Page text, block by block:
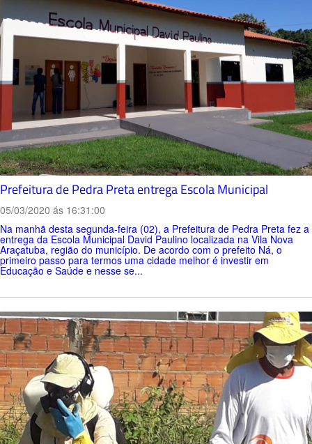
Prefeitura de Pedra Preta entrega Escola Municipal
05/03/2020 ás 16:31:00
Na manhã desta segunda-feira (02), a Prefeitura de Pedra Preta fez a
entrega da Escola Municipal David Paulino localizada na Vila Nova
Araçatuba, região do município. De acordo com o prefeito Ná, o
primeiro passo para termos uma cidade melhor é investir em
Educação e Saúde e nesse se...